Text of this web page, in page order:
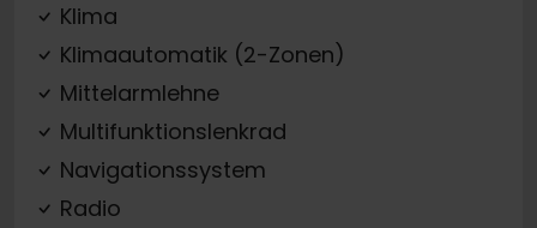
Klima
Klimaautomatik (2-Zonen)
Mittelarmlehne
Multifunktionslenkrad
Navigationssystem
Radio